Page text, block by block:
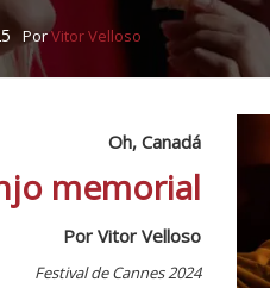
PorVitor Velloso
Oh, Canadá
memorial
Por Vitor Velloso
Festival de Cannes 2024